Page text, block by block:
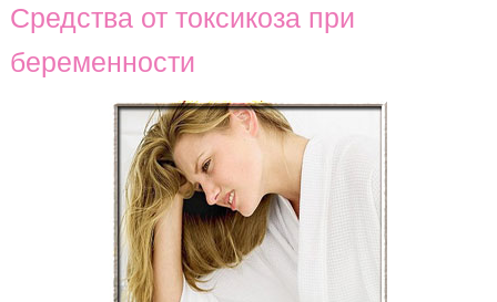
Средства от токсикоза при
беременности